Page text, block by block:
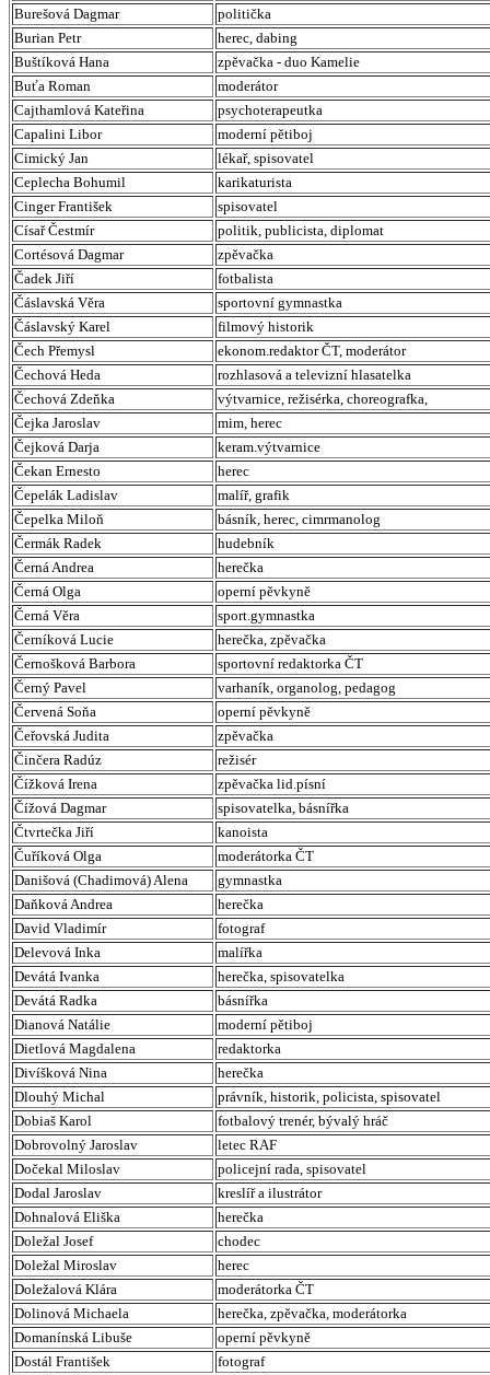
Burešová Dagmar
politička
Burian Petr
herec, dabing
Buštíková Hana
zpěvačka - duo Kamelie
Buťa Roman
moderátor
Cajthamlová Kateřina
psychoterapeutka
Capalini Libor
moderní pětiboj
Cimický Jan
lékař, spisovatel
Ceplecha Bohumil
karikaturista
Cinger František
spisovatel
Císař Čestmír
politik, publicista, diplomat
Cortésová Dagmar
zpěvačka
Čadek Jiří
fotbalista
Čáslavská Věra
sportovní gymnastka
Čáslavský Karel
filmový historik
Čech Přemysl
ekonom.redaktor ČT, moderátor
Čechová Heda
rozhlasová a televizní hlasatelka
Čechová Zdeňka
výtvarnice, režisérka, choreografka,
Čejka Jaroslav
mim, herec
Čejková Darja
keram.výtvarnice
Čekan Ernesto
herec
Čepelák Ladislav
malíř, grafik
Čepelka Miloň
básník, herec, cimrmanolog
Čermák Radek
hudebník
Černá Andrea
herečka
Černá Olga
operní pěvkyně
Černá Věra
sport.gymnastka
Černíková Lucie
herečka, zpěvačka
Černošková Barbora
sportovní redaktorka ČT
Černý Pavel
varhaník, organolog, pedagog
Červená Soňa
operní pěvkyně
Čeřovská Judita
zpěvačka
Činčera Radúz
režisér
Čížková Irena
zpěvačka lid.písní
Čížová Dagmar
spisovatelka, básnířka
Čtvrtečka Jiří
kanoista
Čuříková Olga
moderátorka ČT
Danišová (Chadimová) Alena
gymnastka
Daňková Andrea
herečka
David Vladimír
fotograf
Delevová Inka
malířka
Devátá Ivanka
herečka, spisovatelka
Devátá Radka
básnířka
Dianová Natálie
moderní pětiboj
Dietlová Magdalena
redaktorka
Divíšková Nina
herečka
Dlouhý Michal
právník, historik, policista, spisovatel
Dobiaš Karol
fotbalový trenér, bývalý hráč
Dobrovolný Jaroslav
letec RAF
Dočekal Miloslav
policejní rada, spisovatel
Dodal Jaroslav
kreslíř a ilustrátor
Dohnalová Eliška
herečka
Doležal Josef
chodec
Doležal Miroslav
herec
Doležalová Klára
moderátorka ČT
Dolinová Michaela
herečka, zpěvačka, moderátorka
Domanínská Libuše
operní pěvkyně
Dostál František
fotograf